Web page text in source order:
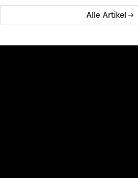
Alle Artikel